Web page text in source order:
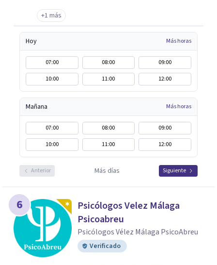
+1 más
Hoy Más horas
07:00 08:00
09:00
10:00
11:00 12:00
Mañana Más horas
07:00 08:00
09:00
10:00
11:00 12:00
Anterior Más días Siguiente
6
Psicólogos Velez Málaga
Psicoabreu
Psicólogos Vélez Málaga PsicoAbreu
Verificado